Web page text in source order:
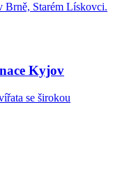
Brně, Starém Lískovci.
Kyjov
se širokou